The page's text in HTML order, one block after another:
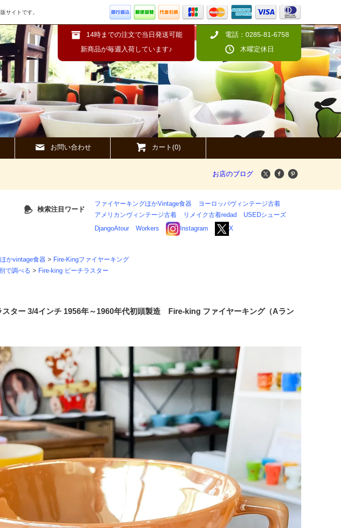
サイトです。
14時までの注文で当日発送可能
新商品が毎週入荷しています♪
電話：0285-81-6758
木曜定休日
お問い合わせ カート(0)
お店のブログ
検索注目ワード
ファイヤーキングほかVintage食器
ヨーロッパヴィンテージ古着
アメリカンヴィンテージ古着
リメイク古着redad
USEDシューズ
DjangoAtour
Workers Instagram X
かvintage食器 > Fire-Kingファイヤーキング
で調べる > Fire-king ピーチラスター
スター 3/4インチ 1956年～1960年代初頭製造 Fire-king ファイヤーキング（Aラン